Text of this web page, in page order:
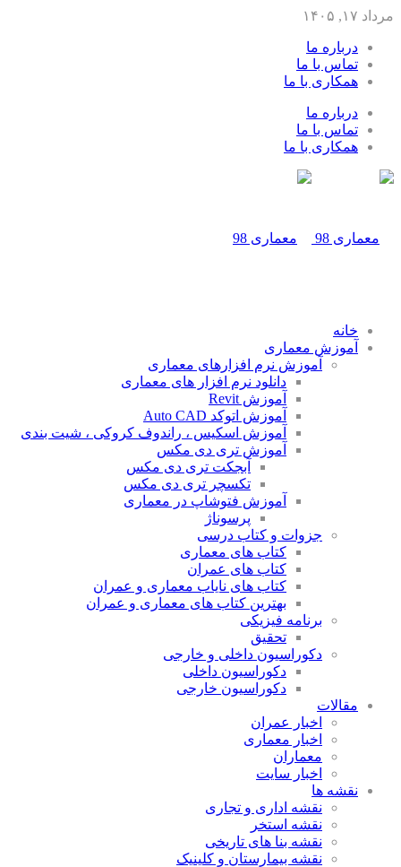
مرداد ۱۷, ۱۴۰۵
درباره ما
تماس با ما
همکاری با ما
درباره ما
تماس با ما
همکاری با ما
خانه
آموزش معماری
آموزش نرم افزارهای معماری
دانلود نرم افزار های معماری
آموزش Revit
آموزش اتوکد Auto CAD
آموزش اسکیس ، راندوف کروکی ، شیت بندی
آموزش تری دی مکس
آبجکت تری دی مکس
تکسچر تری دی مکس
آموزش فتوشاپ در معماری
پرسوناژ
جزوات و کتاب درسی
کتاب های معماری
کتاب های عمران
کتاب های نایاب معماری و عمران
بهترین کتاب های معماری و عمران
برنامه فیزیکی
تحقیق
دکوراسیون داخلی و خارجی
دکوراسیون داخلی
دکوراسیون خارجی
مقالات
اخبار عمران
اخبار معماری
معماران
اخبار سایت
نقشه ها
نقشه اداری و تجاری
نقشه استخر
نقشه بنا های تاریخی
نقشه بیمارستان و کلینیک